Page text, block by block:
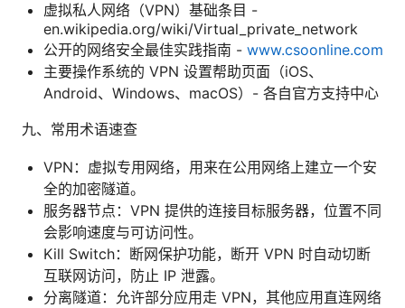
虚拟私人网络（VPN）基础条目 -
en.wikipedia.org/wiki/Virtual_private_network
公开的网络安全最佳实践指南 - www.csoonline.com
主要操作系统的 VPN 设置帮助页面（iOS、
Android、Windows、macOS）- 各自官方支持中心
九、常用术语速查
VPN：虚拟专用网络，用来在公用网络上建立一个安
全的加密隧道。
服务器节点：VPN 提供的连接目标服务器，位置不同
会影响速度与可访问性。
Kill Switch：断网保护功能，断开 VPN 时自动切断
互联网访问，防止 IP 泄露。
分离隧道：允许部分应用走 VPN，其他应用直连网络